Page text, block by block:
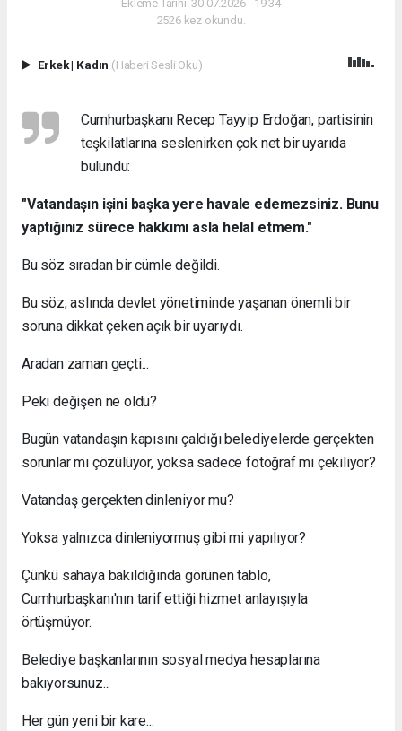
Ekleme Tarihi: 30.07.2026 - 19:34
2526 kez okundu.
Erkek| Kadın (Haberi Sesli Oku)
Cumhurbaşkanı Recep Tayyip Erdoğan, partisinin
teşkilatlarına seslenirken çok net bir uyarıda
bulundu:
"Vatandaşın işini başka yere havale edemezsiniz. Bunu
yaptığınız sürece hakkımı asla helal etmem."
Bu söz sıradan bir cümle değildi.
Bu söz, aslında devlet yönetiminde yaşanan önemli bir
soruna dikkat çeken açık bir uyarıydı.
Aradan zaman geçti...
Peki değişen ne oldu?
Bugün vatandaşın kapısını çaldığı belediyelerde gerçekten
sorunlar mı çözülüyor, yoksa sadece fotoğraf mı çekiliyor?
Vatandaş gerçekten dinleniyor mu?
Yoksa yalnızca dinleniyormuş gibi mi yapılıyor?
Çünkü sahaya bakıldığında görünen tablo,
Cumhurbaşkanı'nın tarif ettiği hizmet anlayışıyla
örtüşmüyor.
Belediye başkanlarının sosyal medya hesaplarına
bakıyorsunuz...
Her gün yeni bir kare...